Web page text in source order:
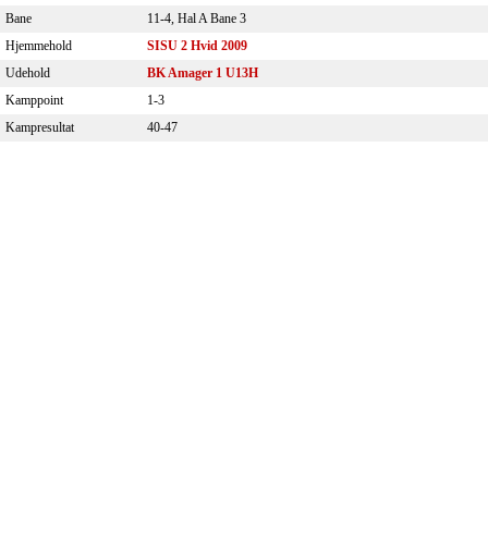
Bane
11-4, Hal A Bane 3
Hjemmehold
SISU 2 Hvid 2009
Udehold
BK Amager 1 U13H
Kamppoint
1-3
Kampresultat
40-47